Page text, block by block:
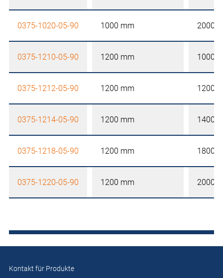
0375-1020-05-90 1000 mm 2000
0375-1210-05-90 1200 mm 1000
0375-1212-05-90 1200 mm 1200
0375-1214-05-90 1200 mm 1400
0375-1218-05-90 1200 mm 1800
0375-1220-05-90 1200 mm 2000
Kontakt für Produkte